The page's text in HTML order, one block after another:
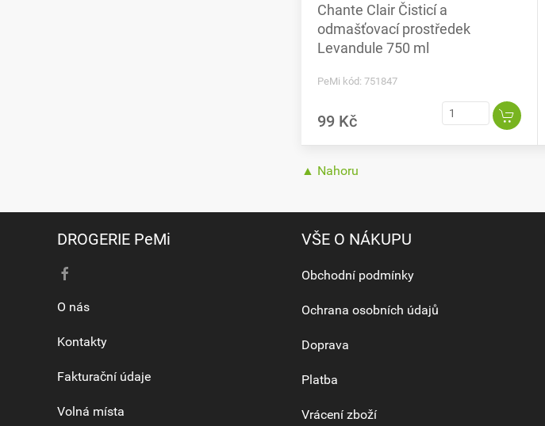
Chante Clair Čisticí a
odmašťovací prostředek
Levandule 750 ml
PeMi kód: 751847
99 Kč
▲ Nahoru
DROGERIE PeMi
O nás
Kontakty
Fakturační údaje
Volná místa
VŠE O NÁKUPU
Obchodní podmínky
Ochrana osobních údajů
Doprava
Platba
Vrácení zboží